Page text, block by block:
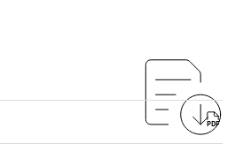
PDF